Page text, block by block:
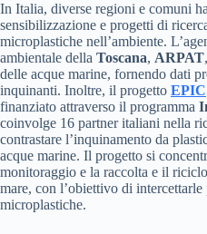
In Italia, diverse regioni e comuni
sensibilizzazione e progetti di
microplastiche nell’ambiente.
ambientale della Toscana, ARPAT,
delle acque marine, fornendo dati
inquinanti. Inoltre, il progetto EPIC
finanziato attraverso il programma
coinvolge 16 partner italiani nella
contrastare l’inquinamento da
acque marine. Il progetto si
monitoraggio e la raccolta e il
mare, con l’obiettivo di
microplastiche.